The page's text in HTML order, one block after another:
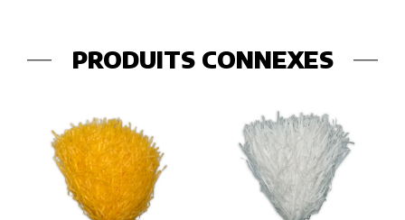
PRODUITS CONNEXES